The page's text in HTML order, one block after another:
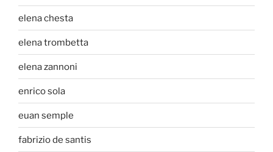
elena chesta
elena trombetta
elena zannoni
enrico sola
euan semple
fabrizio de santis